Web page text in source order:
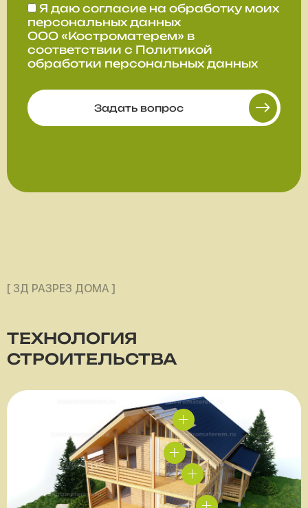
Я даю согласие на обработку моих
персональных данных
ООО «Костроматерем» в
соответствии с Политикой
обработки персональных данных
Задать вопрос
[ 3Д РАЗРЕЗ ДОМА ]
ТЕХНОЛОГИЯ
СТРОИТЕЛЬСТВА